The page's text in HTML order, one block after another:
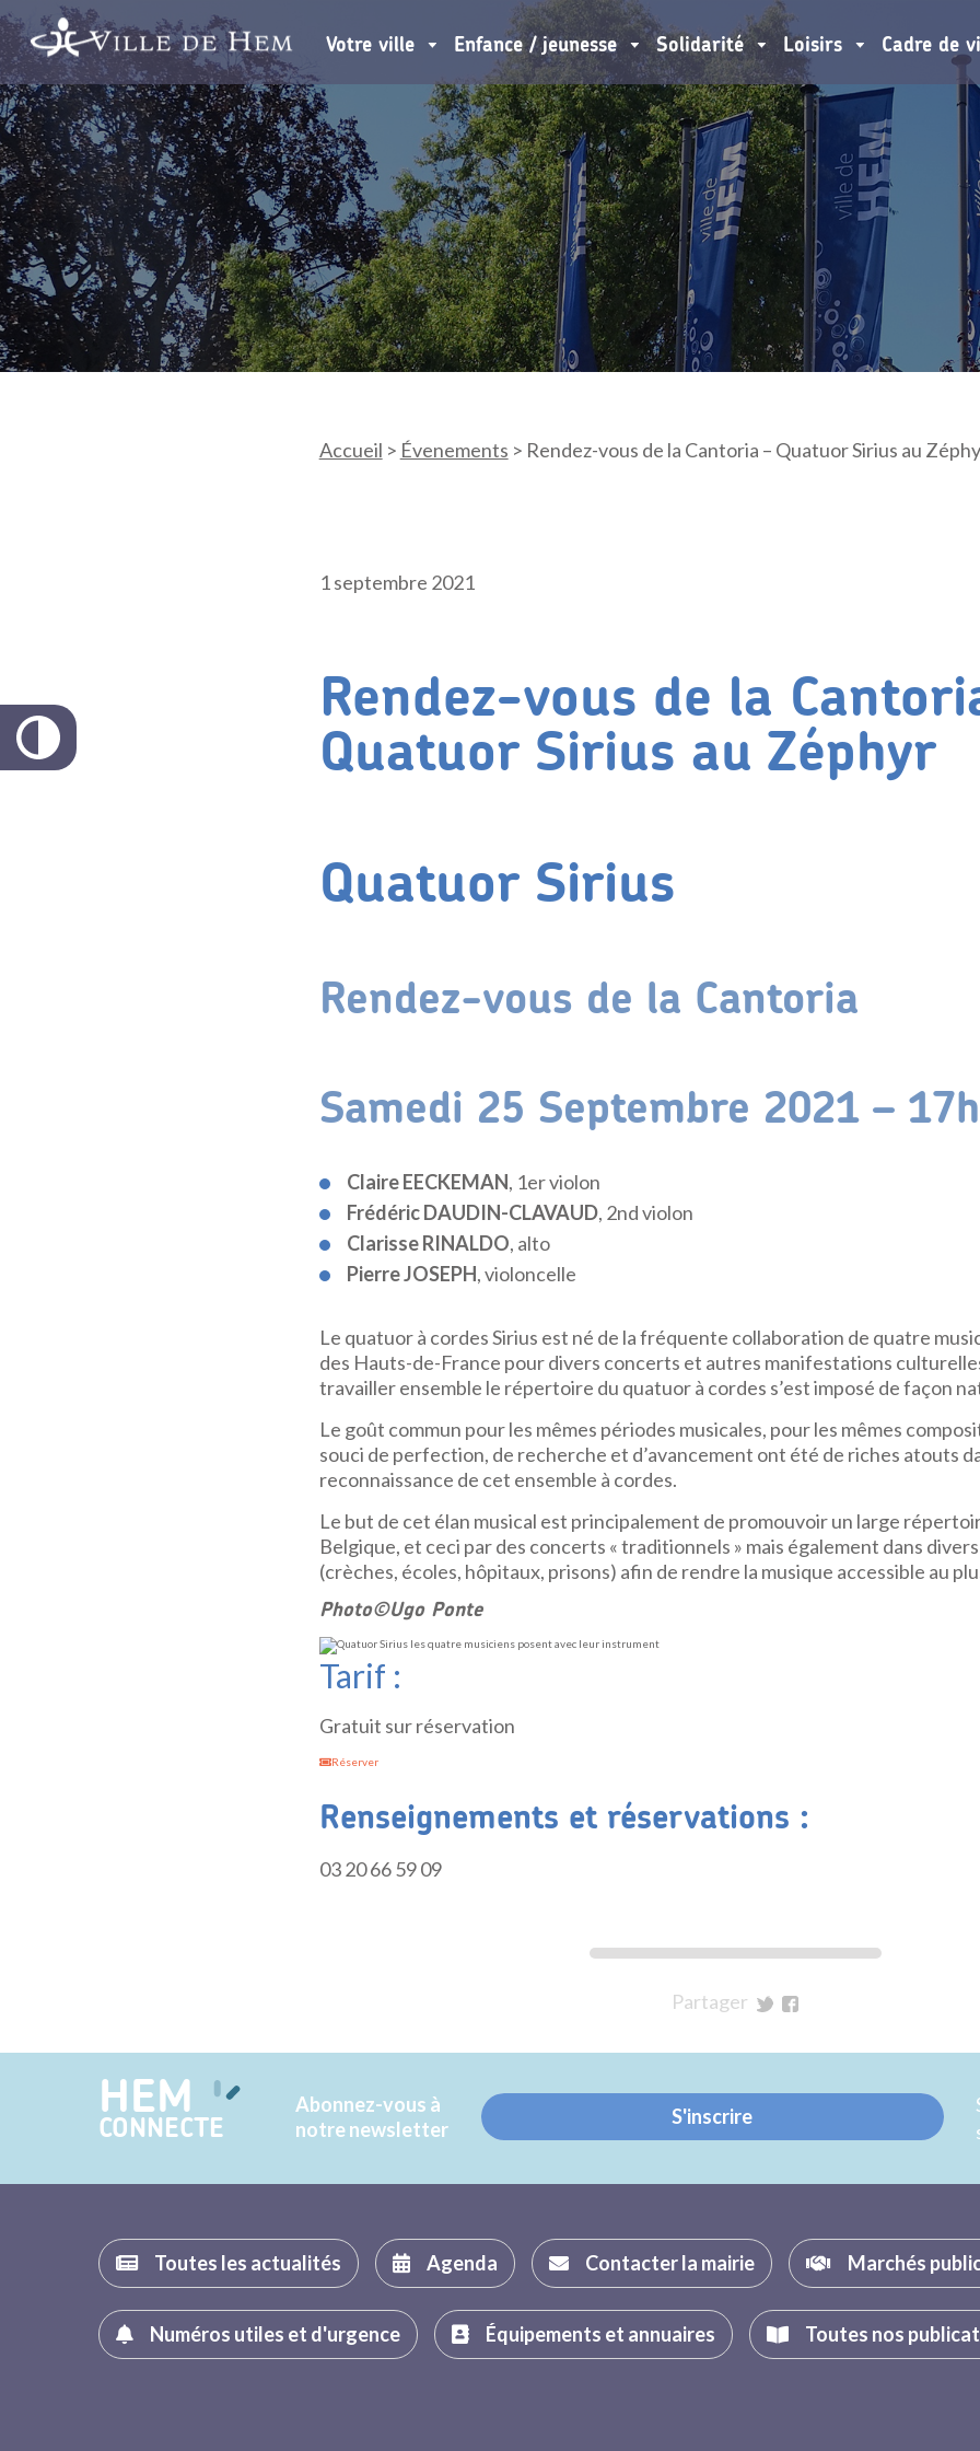
Votre ville Enfance / jeunesse Solidarité Loisirs Cadre de
Accueil > Évenements > Rendez-vous de la Cantoria – Quatuor Sirius au
1 septembre 2021
Rendez-vous de la
Quatuor Sirius au Zéphyr
Quatuor Sirius
Rendez-vous de la Cantoria
Samedi 25 Septembre 2021 – 17h
Claire EECKEMAN, 1er violon
Frédéric DAUDIN-CLAVAUD, 2nd violon
Clarisse RINALDO, alto
Pierre JOSEPH, violoncelle
Le quatuor à cordes Sirius est né de la fréquente collaboration de quatre
des Hauts-de-France pour divers concerts et autres manifestations
travailler ensemble le répertoire du quatuor à cordes s’est imposé de façon
Le goût commun pour les mêmes périodes musicales, pour les mêmes
souci de perfection, de recherche et d’avancement ont été de riches atouts
reconnaissance de cet ensemble à cordes.
Le but de cet élan musical est principalement de promouvoir un large
Belgique, et ceci par des concerts « traditionnels » mais également dans
(crèches, écoles, hôpitaux, prisons) afin de rendre la musique accessible au
Photo©Ugo Ponte
Tarif :
Gratuit sur réservation
Réserver
Renseignements et réservations :
03 20 66 59 09
Partager
Twitter
Facebook
HEM
CONNECTE
Abonnez-vous à
notre newsletter
S'inscrire
Toutes les actualités Agenda Contacter la mairie Marchés
Numéros utiles et d'urgence Équipements et annuaires Toutes nos